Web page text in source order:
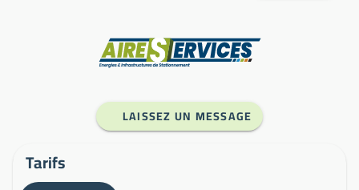
LAISSEZ UN MESSAGE
Tarifs